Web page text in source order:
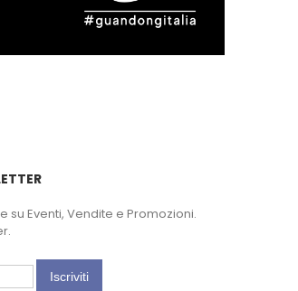
su Eventi, Vendite e Promozioni.
Iscriviti